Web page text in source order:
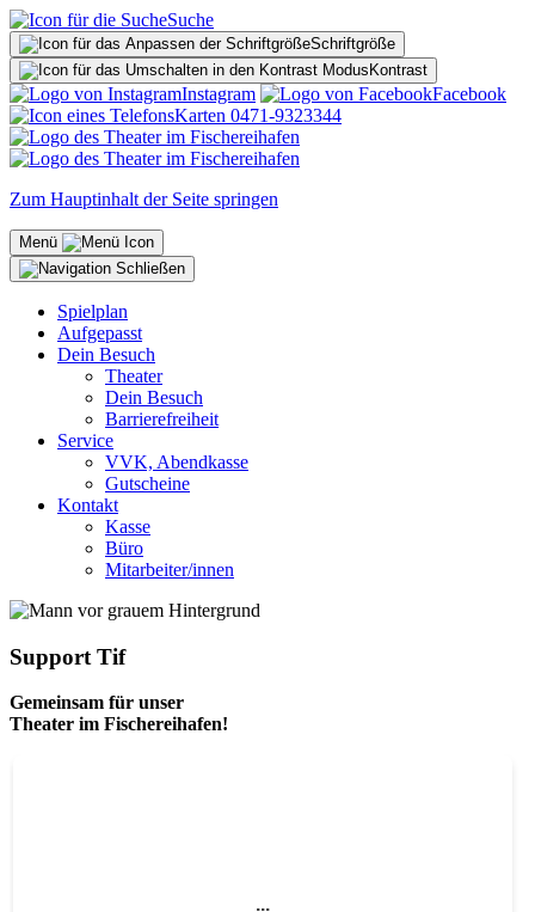
Suche
Schriftgröße
Kontrast
Instagram
Facebook
Karten 0471-9323344
Zum Hauptinhalt der Seite springen
Menü
Spielplan
Aufgepasst
Dein Besuch
Theater
Dein Besuch
Barrierefreiheit
Service
VVK, Abendkasse
Gutscheine
Kontakt
Kasse
Büro
Mitarbeiter/innen
Support Tif
Gemeinsam für unser
Theater im Fischereihafen!